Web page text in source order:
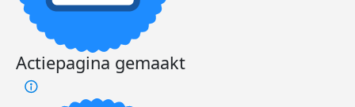
Actiepagina gemaakt